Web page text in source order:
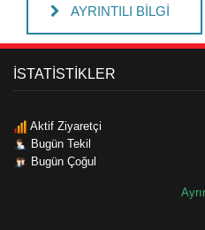
AYRINTILI BİLGİ
İSTATİSTİKLER
Aktif Ziyaretçi
Bugün Tekil
Bugün Çoğul